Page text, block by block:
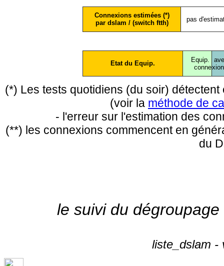
Connexions estimées (*)
par dslam / (switch ftth)
pas
Etat du Equip.
Equip.
conne
(*) Les tests quotidiens (du soir)
(voir la méthode de
- l'erreur sur l'estimation des
(**) les connexions commencent en
du
le suivi du
liste_dslam -